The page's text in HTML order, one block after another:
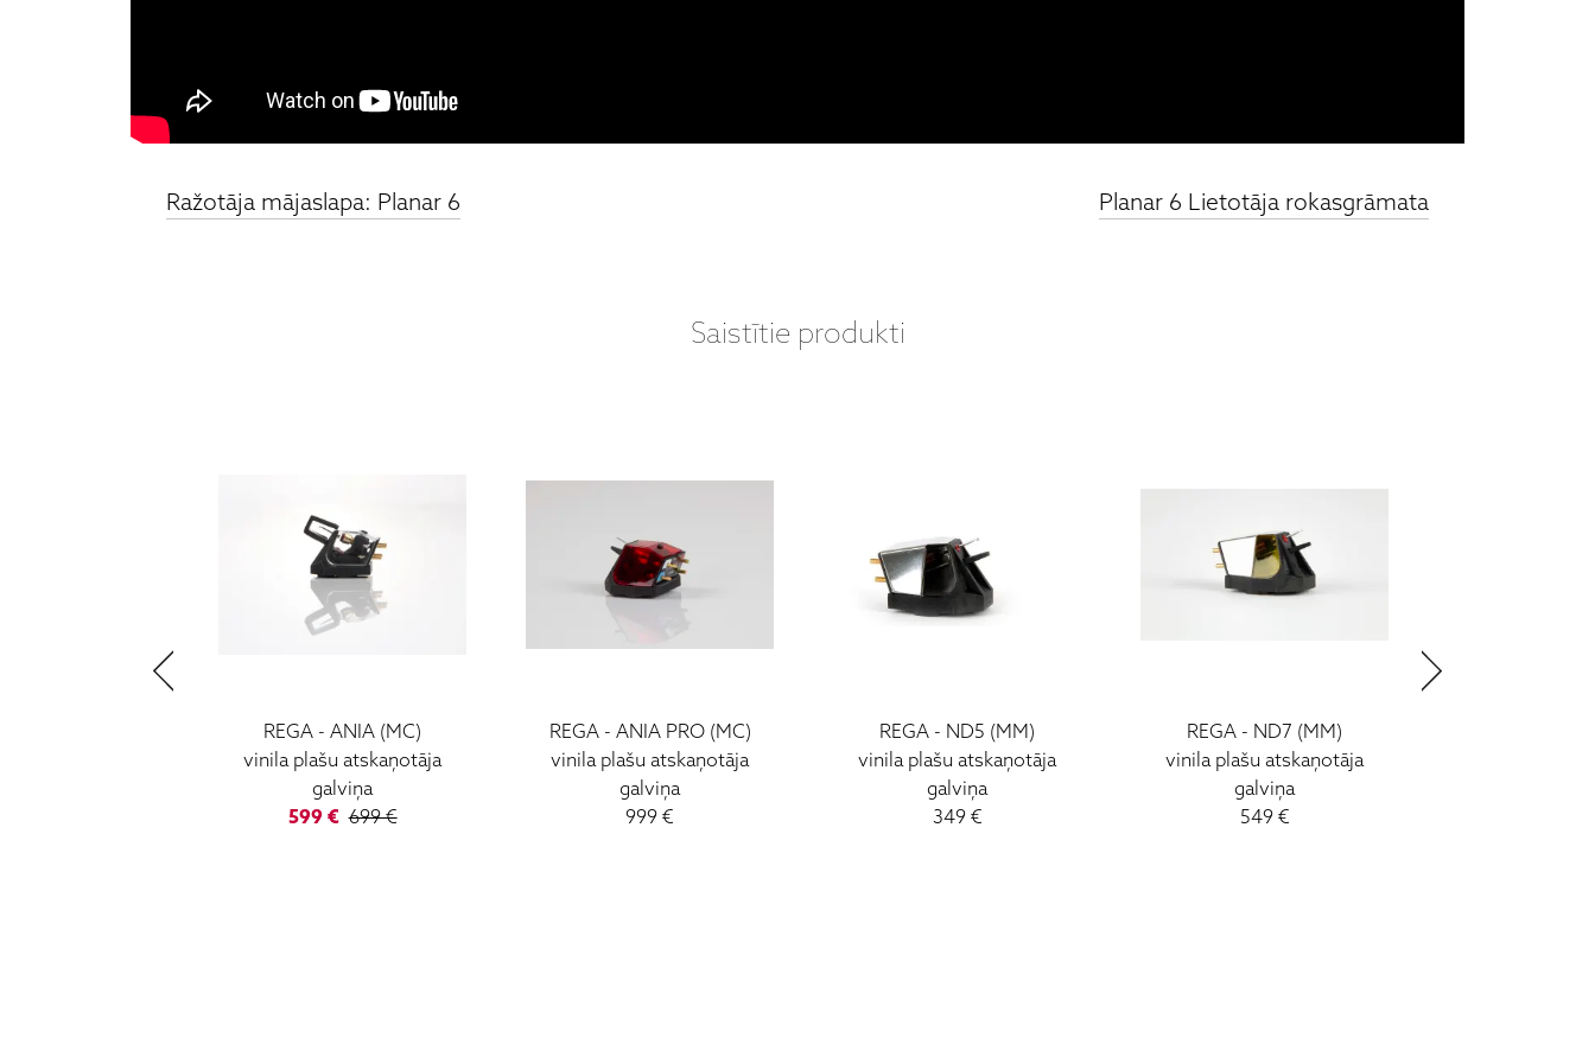
Ražotāja mājaslapa: Planar 6 Planar 6 Lietotāja rokasgrāmata
Saistītie produkti
REGA - ANIA (MC)
vinila plašu atskaņotāja
galviņa
599 € 699 €
REGA - ANIA PRO (MC)
vinila plašu atskaņotāja
galviņa
999 €
REGA - ND5 (MM)
vinila plašu atskaņotāja
galviņa
349 €
REGA - ND7 (MM)
vinila plašu atskaņotāja
galviņa
549 €